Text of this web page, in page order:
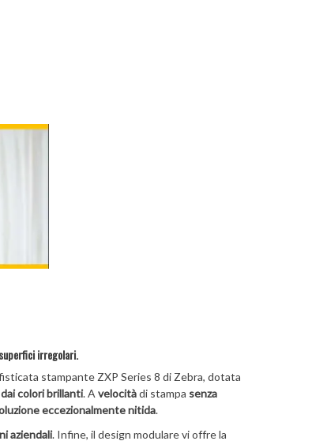
irregolari.
stampante ZXP Series 8 di Zebra, dotata
colori brillanti. A velocitàdi stampa senza
eccezionalmente nitida.
aziendali. Infine, il design modulare vi offre la